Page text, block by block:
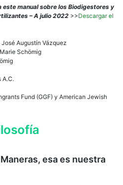
de
este manual sobre los Biodigestores y
– A julio 2022 >>Descargar el
Augustín Vázquez
Schömig
A.C.
Fund (GGF) y American Jewish
esa es nuestra